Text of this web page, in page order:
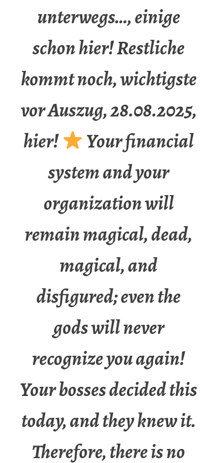
unterwegs…, einige
schon hier! Restliche
kommt noch, wichtigste
vor Auszug, 28.08.2025,
hier!
Your financial
system and your
organization will
remain magical, dead,
magical, and
disfigured; even the
gods will never
recognize you again!
Your bosses decided this
today, and they knew it.
Therefore, there is no